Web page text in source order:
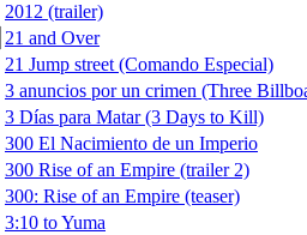
2012 (trailer)
21 and Over
21 Jump street (Comando Especial)
3 anuncios por un crimen (Three
3 Días para Matar (3 Days to Kill)
300 El Nacimiento de un Imperio
300 Rise of an Empire (trailer 2)
300: Rise of an Empire (teaser)
3:10 to Yuma